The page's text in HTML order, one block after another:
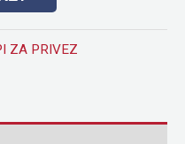
ZA PRIVEZ